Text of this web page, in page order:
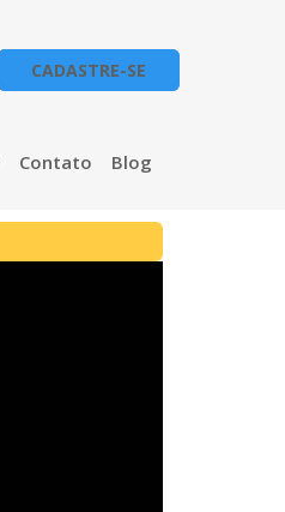
CADASTRE-SE
Contato Blog